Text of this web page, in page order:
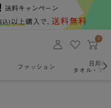
0
ファッション
日用雑
タオル・ア